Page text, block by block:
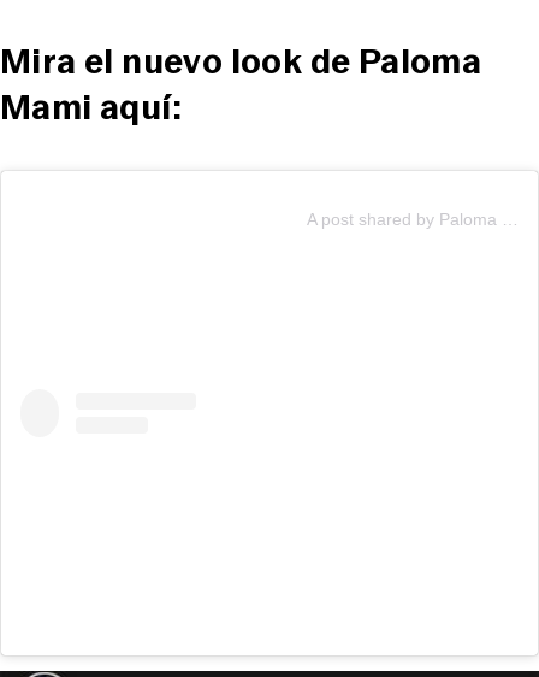
Mira el nuevo look de Paloma
Mami aquí: